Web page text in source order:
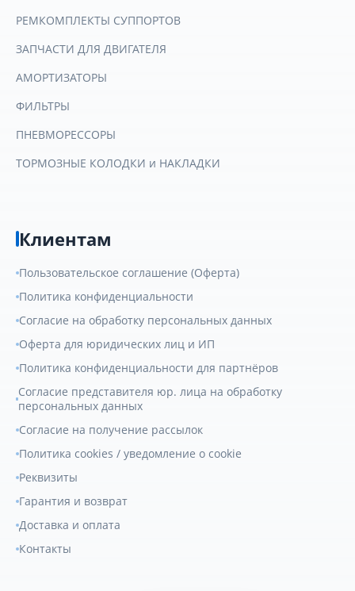
РЕМКОМПЛЕКТЫ СУППОРТОВ
ЗАПЧАСТИ ДЛЯ ДВИГАТЕЛЯ
АМОРТИЗАТОРЫ
ФИЛЬТРЫ
ПНЕВМОРЕССОРЫ
ТОРМОЗНЫЕ КОЛОДКИ и НАКЛАДКИ
Клиентам
Пользовательское соглашение (Оферта)
Политика конфиденциальности
Согласие на обработку персональных данных
Оферта для юридических лиц и ИП
Политика конфиденциальности для партнёров
Согласие представителя юр. лица на обработку
персональных данных
Согласие на получение рассылок
Политика cookies / уведомление о cookie
Реквизиты
Гарантия и возврат
Доставка и оплата
Контакты